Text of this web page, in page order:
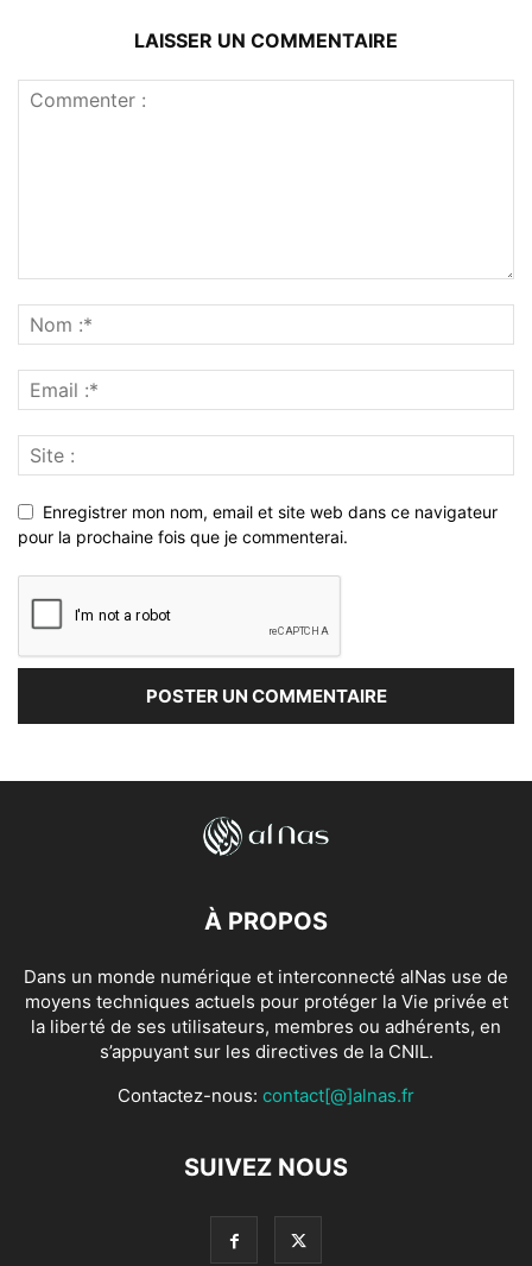
LAISSER UN COMMENTAIRE
Enregistrer mon nom, email et site web dans ce navigateur
pour la prochaine fois que je commenterai.
À PROPOS
Dans un monde numérique et interconnecté alNas use de
moyens techniques actuels pour protéger la Vie privée et
la liberté de ses utilisateurs, membres ou adhérents, en
s’appuyant sur les directives de la CNIL.
Contactez-nous: contact[@]alnas.fr
SUIVEZ NOUS